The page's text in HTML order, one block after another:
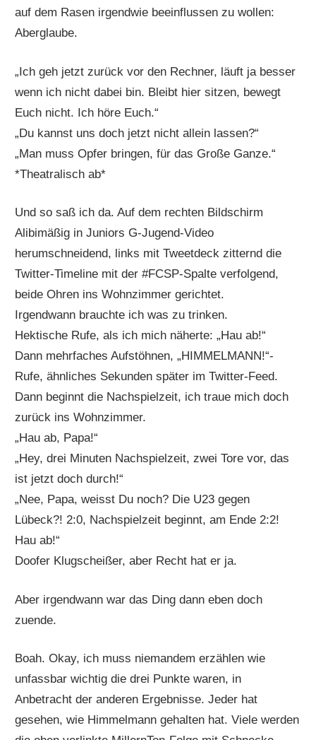
auf dem Rasen irgendwie beeinflussen zu wollen:
Aberglaube.
„Ich geh jetzt zurück vor den Rechner, läuft ja besser
wenn ich nicht dabei bin. Bleibt hier sitzen, bewegt
Euch nicht. Ich höre Euch.“
„Du kannst uns doch jetzt nicht allein lassen?“
„Man muss Opfer bringen, für das Große Ganze.“
*Theatralisch ab*
Und so saß ich da. Auf dem rechten Bildschirm
Alibimäßig in Juniors G-Jugend-Video
herumschneidend, links mit Tweetdeck zitternd die
Twitter-Timeline mit der #FCSP-Spalte verfolgend,
beide Ohren ins Wohnzimmer gerichtet.
Irgendwann brauchte ich was zu trinken.
Hektische Rufe, als ich mich näherte: „Hau ab!“
Dann mehrfaches Aufstöhnen, „HIMMELMANN!“-
Rufe, ähnliches Sekunden später im Twitter-Feed.
Dann beginnt die Nachspielzeit, ich traue mich doch
zurück ins Wohnzimmer.
„Hau ab, Papa!“
„Hey, drei Minuten Nachspielzeit, zwei Tore vor, das
ist jetzt doch durch!“
„Nee, Papa, weisst Du noch? Die U23 gegen
Lübeck?! 2:0, Nachspielzeit beginnt, am Ende 2:2!
Hau ab!“
Doofer Klugscheißer, aber Recht hat er ja.
Aber irgendwann war das Ding dann eben doch
zuende.
Boah. Okay, ich muss niemandem erzählen wie
unfassbar wichtig die drei Punkte waren, in
Anbetracht der anderen Ergebnisse. Jeder hat
gesehen, wie Himmelmann gehalten hat. Viele werden